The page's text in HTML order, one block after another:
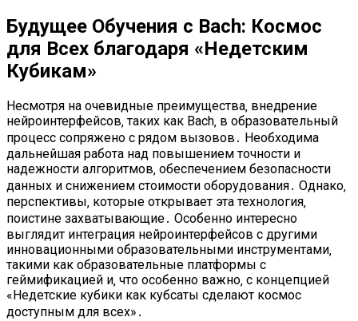
Будущее Обучения с Bach: Космос
для Всех благодаря «Недетским
Кубикам»
Несмотря на очевидные преимущества‚ внедрение
нейроинтерфейсов‚ таких как Bach‚ в образовательный
процесс сопряжено с рядом вызовов․ Необходима
дальнейшая работа над повышением точности и
надежности алгоритмов‚ обеспечением безопасности
данных и снижением стоимости оборудования․ Однако‚
перспективы‚ которые открывает эта технология‚
поистине захватывающие․ Особенно интересно
выглядит интеграция нейроинтерфейсов с другими
инновационными образовательными инструментами‚
такими как образовательные платформы с
геймификацией и‚ что особенно важно‚ с концепцией
«Недетские кубики как кубсаты сделают космос
доступным для всех»․